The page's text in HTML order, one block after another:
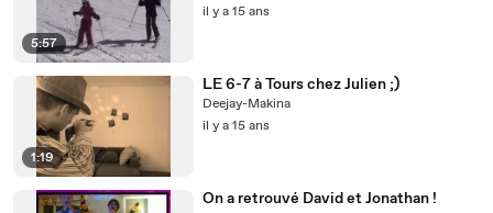
5:57
il y a 15 ans
1:19
LE 6-7 à Tours chez Julien ;)
Deejay-Makina
il y a 15 ans
On a retrouvé David et Jonathan !